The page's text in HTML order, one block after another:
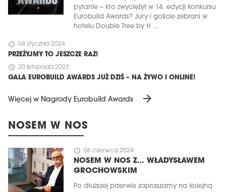
pytanie – kto zwyciężył w 14. edycji konkursu
Eurobuild Awards? Jury i goście zebrani w
hotelu Double Tree by H ...
schedule 04 stycznia 2024
PRZEŻYJMY TO JESZCZE RAZ!
schedule 20 listopada 2023
GALA EUROBUILD AWARDS JUŻ DZIŚ – NA ŻYWO I ONLINE!
Więcej w Nagrody Eurobuild Awards arrow_forward
NOSEM W NOS
schedule 06 czerwca 2024
NOSEM W NOS Z... WŁADYSŁAWEM
GROCHOWSKIM
Po dłuższej przerwie zapraszamy na kolejną